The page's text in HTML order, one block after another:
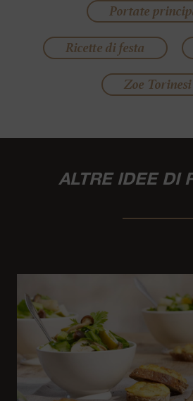
Portate
Ricette di festa
Zoe Torinesi
ALTRE IDEE DI